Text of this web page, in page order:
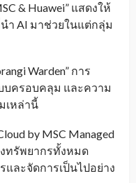
& Huawei” แสดงให้
ำ AI มาช่วยในแต่กลุ่ม
Warden” การ
ครอบคลุม และความ
เหล่านี้
by MSC Managed
ทรัพยากรทั้งหมด
ละจัดการเป็นไปอย่าง